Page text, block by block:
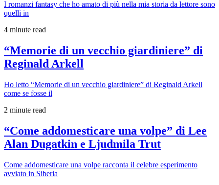
I romanzi fantasy che ho amato di più nella mia storia da lettore sono
quelli in
4 minute read
“Memorie di un vecchio giardiniere” di
Reginald Arkell
Ho letto “Memorie di un vecchio giardiniere” di Reginald Arkell
come se fosse il
2 minute read
“Come addomesticare una volpe” di Lee
Alan Dugatkin e Ljudmila Trut
Come addomesticare una volpe racconta il celebre esperimento
avviato in Siberia